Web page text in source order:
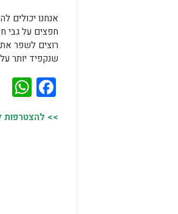
אנחנו יכולים
חפצים על גבי
רוצים לשפר את
שנקפיד יותר על
>> להצטרפות